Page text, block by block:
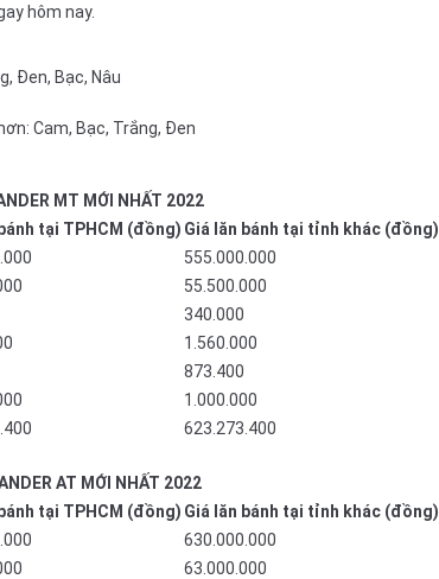
hôm nay.
Đen, Bạc, Nâu
Cam, Bạc, Trắng, Đen
MT MỚI NHẤT 2022
tại TPHCM (đồng) Giá lăn bánh tại tỉnh khác (đồng)
555.000.000
55.500.000
340.000
1.560.000
873.400
1.000.000
623.273.400
AT MỚI NHẤT 2022
tại TPHCM (đồng) Giá lăn bánh tại tỉnh khác (đồng)
630.000.000
63.000.000